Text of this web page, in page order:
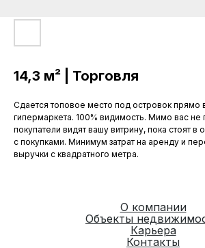
14,3 м² | Торговля
Сдается топовое место под островок прямо
гипермаркета. 100% видимость. Мимо вас
покупатели видят вашу витрину, пока стоят
с покупками. Минимум затрат на аренду и
выручки с квадратного метра.
О компании
Объекты
Карьера
Контакты